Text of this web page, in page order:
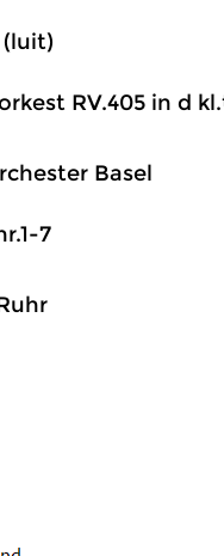
(luit)
RV.405 in d
Basel
7